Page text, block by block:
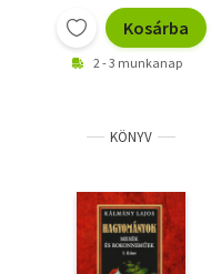
Kosárba
2 - 3 munkanap
KÖNYV